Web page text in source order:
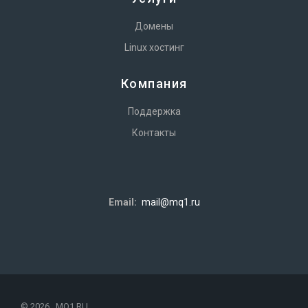
Домены
Linux хостинг
Компания
Поддержка
Контакты
Email: mail@mq1.ru